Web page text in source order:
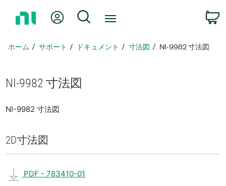
ペ
に
戻
Myアカウント
検索
ホーム サポート ドキュメント 寸法図 NI-9982 寸法図
NI-9982 寸法図
NI-9982 寸法図
2D寸法図
PDF - 783410-01